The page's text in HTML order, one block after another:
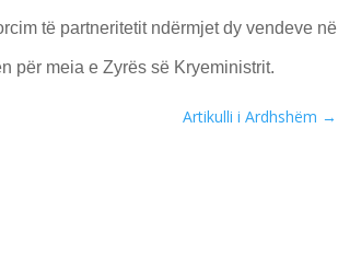
të partneritetit ndërmjet dy vendeve në
për meia e Zyrës së Kryeministrit.
Artikulli i Ardhshëm →